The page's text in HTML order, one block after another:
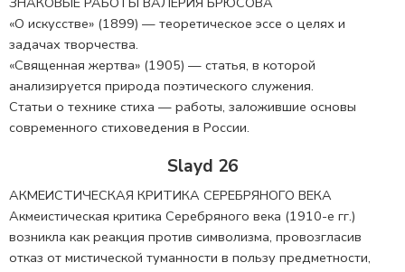
«О искусстве» (1899) — теоретическое эссе о целях и
задачах творчества.
«Священная жертва» (1905) — статья, в которой
анализируется природа поэтического служения.
Статьи о технике стиха — работы, заложившие основы
современного стиховедения в России.
Slayd 26
АКМЕИСТИЧЕСКАЯ КРИТИКА СЕРЕБРЯНОГО ВЕКА
Акмеистическая критика Серебряного века (1910-е гг.)
возникла как реакция против символизма, провозгласив
отказ от мистической туманности в пользу предметности,